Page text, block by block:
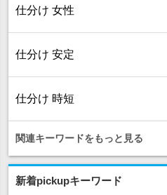
仕分け 女性
仕分け 安定
仕分け 時短
関連キーワードをもっと見る
新着pickupキーワード